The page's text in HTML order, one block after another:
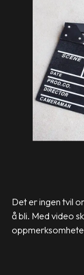
Det er ingen tvil
å bli. Med video